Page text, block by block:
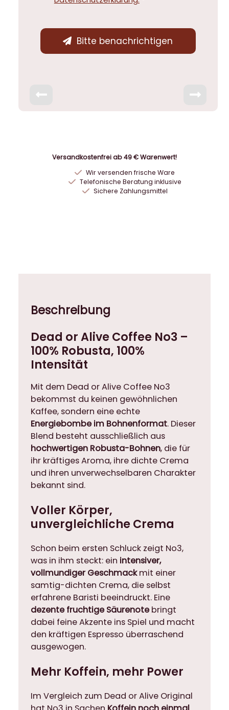
Bitte benachrichtigen
Versandkostenfrei ab 49 € Warenwert!
Wir versenden frische Ware
Telefonische Beratung inklusive
Sichere Zahlungsmittel
Beschreibung
Dead or Alive Coffee No3 –
100% Robusta, 100%
Intensität
Mit dem Dead or Alive Coffee No3
bekommst du keinen gewöhnlichen
Kaffee, sondern eine echte
Energiebombe im Bohnenformat. Dieser
Blend besteht ausschließlich aus
hochwertigen Robusta-Bohnen, die für
ihr kräftiges Aroma, ihre dichte Crema
und ihren unverwechselbaren Charakter
bekannt sind.
Voller Körper,
unvergleichliche Crema
Schon beim ersten Schluck zeigt No3,
was in ihm steckt: ein intensiver,
vollmundiger Geschmackmit einer
samtig-dichten Crema, die selbst
erfahrene Baristi beeindruckt. Eine
dezente fruchtige Säurenotebringt
dabei feine Akzente ins Spiel und macht
den kräftigen Espresso überraschend
ausgewogen.
Mehr Koffein, mehr Power
Im Vergleich zum Dead or Alive Original